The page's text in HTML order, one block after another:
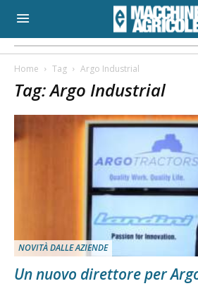
Home Tag Argo Industrial
Tag: Argo Industrial
NOVITÀ DALLE AZIENDE
Un nuovo direttore per